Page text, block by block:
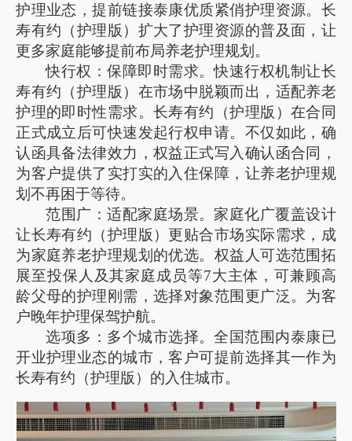
护理业态，提前链接泰康优质紧俏护理资源。长
寿有约（护理版）扩大了护理资源的普及面，让
更多家庭能够提前布局养老护理规划。
快行权：保障即时需求。快速行权机制让长
寿有约（护理版）在市场中脱颖而出，适配养老
护理的即时性需求。长寿有约（护理版）在合同
正式成立后可快速发起行权申请。不仅如此，确
认函具备法律效力，权益正式写入确认函合同，
为客户提供了实打实的入住保障，让养老护理规
划不再困于等待。
范围广：适配家庭场景。家庭化广覆盖设计
让长寿有约（护理版）更贴合市场实际需求，成
为家庭养老护理规划的优选。权益人可选范围拓
展至投保人及其家庭成员等7大主体，可兼顾高
龄父母的护理刚需，选择对象范围更广泛。为客
户晚年护理保驾护航。
选项多：多个城市选择。全国范围内泰康已
开业护理业态的城市，客户可提前选择其一作为
长寿有约（护理版）的入住城市。